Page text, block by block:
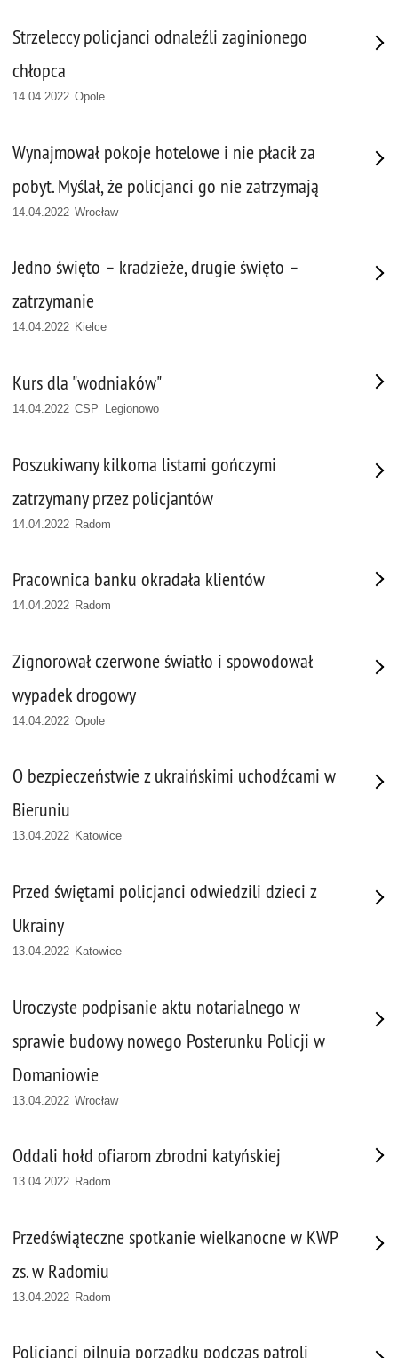
Strzeleccy policjanci odnaleźli zaginionego
chłopca
14.04.2022 Opole
Wynajmował pokoje hotelowe i nie płacił za
pobyt. Myślał, że policjanci go nie zatrzymają
14.04.2022 Wrocław
Jedno święto – kradzieże, drugie święto –
zatrzymanie
14.04.2022 Kielce
Kurs dla "wodniaków"
14.04.2022 CSP Legionowo
Poszukiwany kilkoma listami gończymi
zatrzymany przez policjantów
14.04.2022 Radom
Pracownica banku okradała klientów
14.04.2022 Radom
Zignorował czerwone światło i spowodował
wypadek drogowy
14.04.2022 Opole
O bezpieczeństwie z ukraińskimi uchodźcami w
Bieruniu
13.04.2022 Katowice
Przed świętami policjanci odwiedzili dzieci z
Ukrainy
13.04.2022 Katowice
Uroczyste podpisanie aktu notarialnego w
sprawie budowy nowego Posterunku Policji w
Domaniowie
13.04.2022 Wrocław
Oddali hołd ofiarom zbrodni katyńskiej
13.04.2022 Radom
Przedświąteczne spotkanie wielkanocne w KWP
zs. w Radomiu
13.04.2022 Radom
Policjanci pilnują porządku podczas patroli